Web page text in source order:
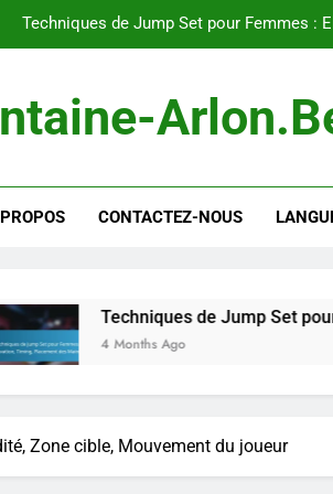
Techniques de Jump Set pour Femmes :
Ensemble court :
Techniques de Jump Set pour Femmes :
Ensemble court :
CONTACTEZ-NOUS
de Jump Set pour Femmes :
Months Ago
Zone cible, Mouvement du joueur